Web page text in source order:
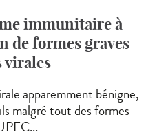
immunitaire à
de formes graves
virales
apparemment bénigne,
malgré tout des formes